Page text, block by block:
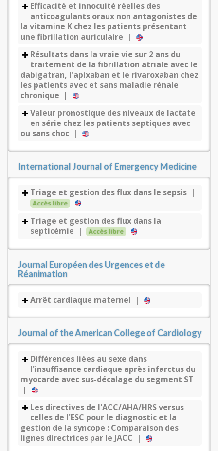
Efficacité et innocuité réelles des
anticoagulants oraux non antagonistes de
la vitamine K chez les patients présentant
une fibrillation auriculaire |
Résultats dans la vraie vie sur 2 ans du
traitement de la fibrillation atriale avec le
dabigatran, l'apixaban et le rivaroxaban chez
les patients avec et sans maladie rénale
chronique |
Valeur pronostique des niveaux de lactate
en série chez les patients septiques avec
ou sans choc |
International Journal of Emergency Medicine
Triage et gestion des flux dans le sepsis |
Accès libre
Triage et gestion des flux dans la
septicémie |
Accès libre
Journal Européen des Urgences et de
Réanimation
Arrêt cardiaque maternel |
Journal of the American College of Cardiology
Différences liées au sexe dans
l'insuffisance cardiaque après infarctus du
myocarde avec sus-décalage du segment ST
|
Les directives de l'ACC/AHA/HRS versus
celles de l'ESC pour le diagnostic et la
gestion de la syncope : Comparaison des
lignes directrices par le JACC |